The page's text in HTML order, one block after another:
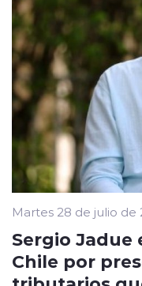
Martes 28 de julio de
Sergio Jadue
Chile por